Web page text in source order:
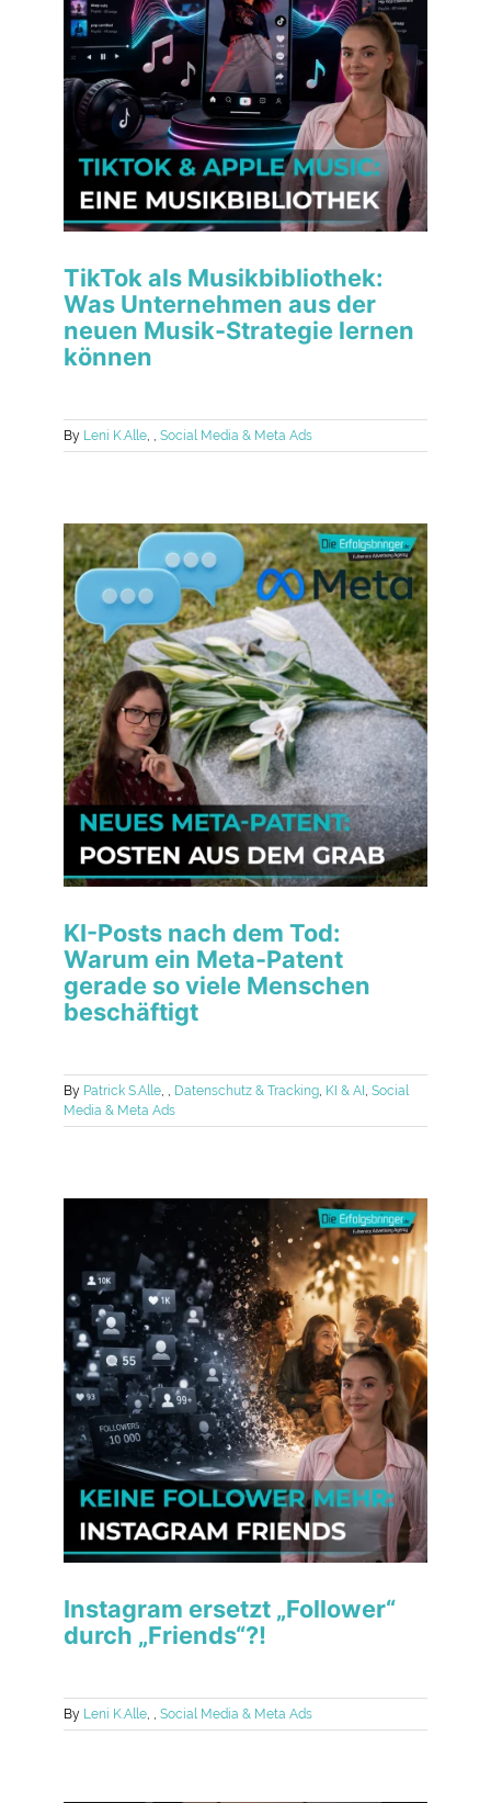
TikTok als Musikbibliothek:
Was Unternehmen aus der
neuen Musik-Strategie lernen
können
By Leni K.Alle, ,Social Media & Meta Ads
KI-Posts nach dem Tod:
Warum ein Meta-Patent
gerade so viele Menschen
beschäftigt
By Patrick S.Alle, , Datenschutz & Tracking, KI & AI ,Social
Media & Meta Ads
Instagram ersetzt „Follower“
durch „Friends“?!
By Leni K.Alle, ,Social Media & Meta Ads